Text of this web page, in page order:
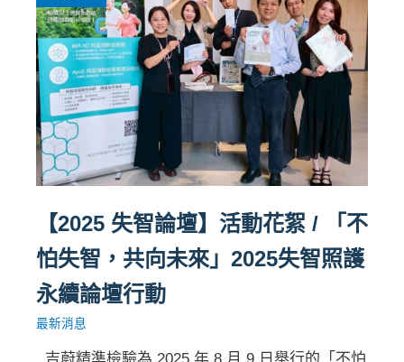
【2025 失智論壇】活動花絮 / 「不
怕失智，共向未來」2025失智照護
永續論壇行動
最新消息